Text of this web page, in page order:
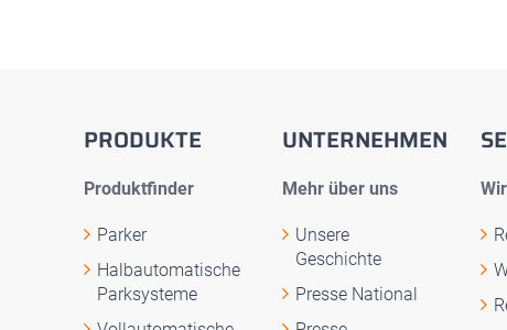
PRODUKTE
Produktfinder
Parker
Halbautomatische
Parksysteme
UNTERNEHMEN
Mehr über uns
Unsere
Geschichte
Presse National